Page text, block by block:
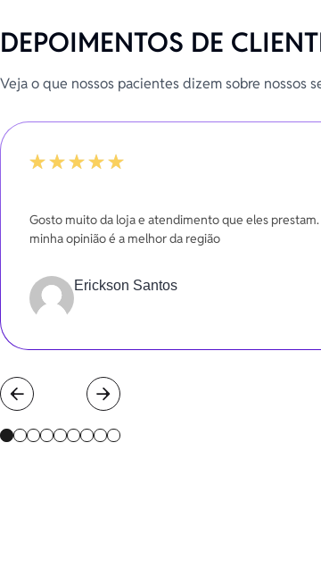
DEPOIMENTOS DE
Veja o que nossos pacientes dizem sobre nossos
Gosto muito da loja e atendimento que eles prestam.
minha opinião é a melhor da região
Erickson Santos